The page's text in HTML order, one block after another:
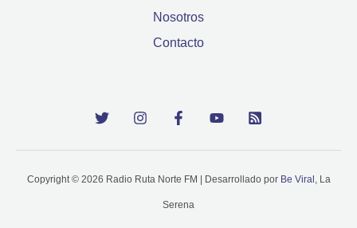
Nosotros
Contacto
Copyright © 2026 Radio Ruta Norte FM | Desarrollado por Be Viral , La
Serena